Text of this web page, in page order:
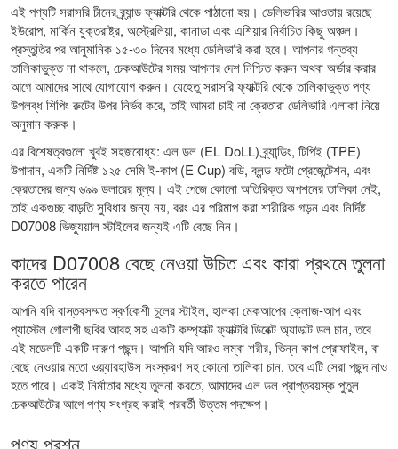
এই পণ্যটি সরাসরি চীনের ব্র্যান্ড ফ্যাক্টরি থেকে পাঠানো হয়। ডেলিভারির আওতায় রয়েছে
ইউরোপ, মার্কিন যুক্তরাষ্ট্র, অস্ট্রেলিয়া, কানাডা এবং এশিয়ার নির্বাচিত কিছু অঞ্চল।
প্রস্তুতির পর আনুমানিক ১৫-৩০ দিনের মধ্যে ডেলিভারি করা হবে। আপনার গন্তব্য
তালিকাভুক্ত না থাকলে, চেকআউটের সময় আপনার দেশ নিশ্চিত করুন অথবা অর্ডার করার
আগে আমাদের সাথে যোগাযোগ করুন। যেহেতু সরাসরি ফ্যাক্টরি থেকে তালিকাভুক্ত পণ্য
উপলব্ধ শিপিং রুটের উপর নির্ভর করে, তাই আমরা চাই না ক্রেতারা ডেলিভারি এলাকা নিয়ে
অনুমান করুক।
এর বিশেষত্বগুলো খুবই সহজবোধ্য: এল ডল (EL DoLL) ব্র্যান্ডিং, টিপিই (TPE)
উপাদান, একটি নির্দিষ্ট ১২৫ সেমি ই-কাপ (E Cup) বডি, ব্লন্ড ফটো প্রেজেন্টেশন, এবং
ক্রেতাদের জন্য ৬৯৯ ডলারের মূল্য। এই পেজে কোনো অতিরিক্ত অপশনের তালিকা নেই,
তাই একগুচ্ছ বাড়তি সুবিধার জন্য নয়, বরং এর পরিমাপ করা শারীরিক গড়ন এবং নির্দিষ্ট
D07008 ভিজ্যুয়াল স্টাইলের জন্যই এটি বেছে নিন।
কাদের D07008 বেছে নেওয়া উচিত এবং কারা প্রথমে তুলনা
করতে পারেন
আপনি যদি বাস্তবসম্মত স্বর্ণকেশী চুলের স্টাইল, হালকা মেকআপের ক্লোজ-আপ এবং
প্যাস্টেল গোলাপী ছবির আবহ সহ একটি কম্প্যাক্ট ফ্যাক্টরি ডিরেক্ট অ্যাডাল্ট ডল চান, তবে
এই মডেলটি একটি দারুণ পছন্দ। আপনি যদি আরও লম্বা শরীর, ভিন্ন কাপ প্রোফাইল, বা
বেছে নেওয়ার মতো ওয়্যারহাউস সংস্করণ সহ কোনো তালিকা চান, তবে এটি সেরা পছন্দ নাও
হতে পারে। একই নির্মাতার মধ্যে তুলনা করতে, আমাদেরএল ডল প্রাপ্তবয়স্ক পুতুল
চেকআউটের আগে পণ্য সংগ্রহ করাই পরবর্তী উত্তম পদক্ষেপ।
পণ্য প্রশ্ন